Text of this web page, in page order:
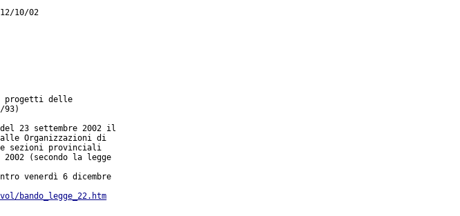
progetti delle
93)
23 settembre 2002 il
Organizzazioni di
sezioni provinciali
(secondo la legge
venerdì 6 dicembre
bando_legge_22.htm